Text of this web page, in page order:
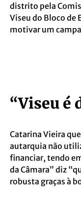
distrito pela
Viseu do Bloco de
motivar um
“Viseu é
Catarina Vieira
autarquia não
financiar, tendo
da Câmara” diz
robusta graças à